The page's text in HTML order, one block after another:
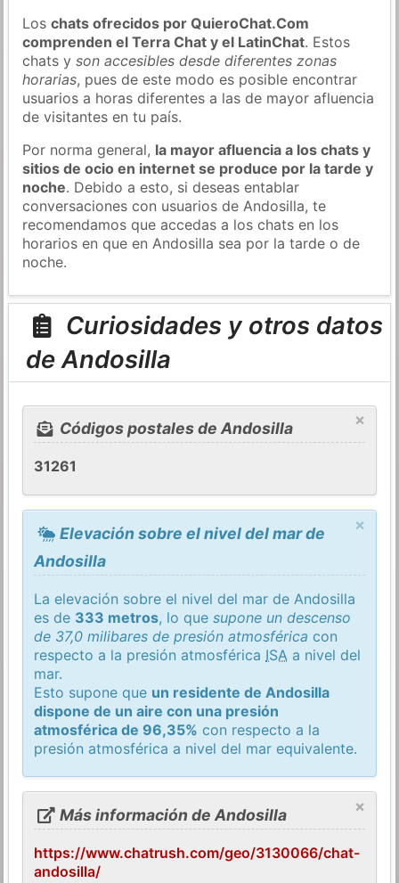
Loschats ofrecidos por QuieroChat.Com
comprenden el Terra Chat y el LatinChat. Estos
chats yson accesibles desde diferentes zonas
horarias, pues de este modo es posible encontrar
usuarios a horas diferentes a las de mayor afluencia
de visitantes en tu país.
Por norma general, la mayor afluencia a los chats y
sitios de ocio en internet se produce por la tarde y
noche. Debido a esto, si deseas entablar
conversaciones con usuarios de Andosilla, te
recomendamos que accedas a los chats en los
horarios en que en Andosilla sea por la tarde o de
noche.
Curiosidades y otros datos
de Andosilla
×
Códigos postales de Andosilla
31261
×
Elevación sobre el nivel del mar de
Andosilla
La elevación sobre el nivel del mar de Andosilla
es de 333 metros, lo quesupone un descenso
de 37,0 milibares de presión atmosférica con
respecto a la presión atmosférica ISA a nivel del
mar.
Esto supone que un residente de Andosilla
dispone de un aire con una presión
atmosférica de 96,35% con respecto a la
presión atmosférica a nivel del mar equivalente.
×
Más información de Andosilla
https://www.chatrush.com/geo/3130066/chat-
andosilla/